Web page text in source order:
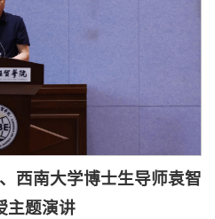
、 西南大学博士生导师袁智
主题演讲